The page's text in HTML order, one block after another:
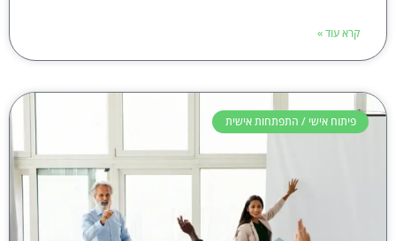
קרא עוד »
פיתוח אישי / התפתחות אישית